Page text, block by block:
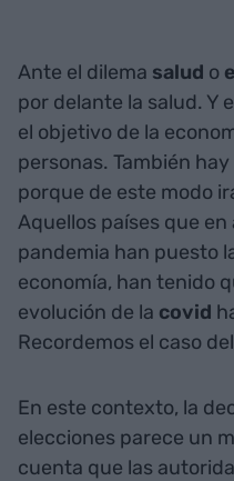
Ante el dilema salud o
por delante la salud. Y
el objetivo de la
personas. También
porque de este modo
Aquellos países que
pandemia han puesto
economía, han tenido
evolución de la covid
Recordemos el caso
En este contexto, la
elecciones parece un
cuenta que las